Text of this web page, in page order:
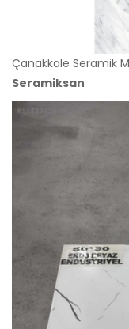
Çanakkale Seramik
Seramiksan